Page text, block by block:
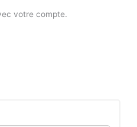
votre compte.